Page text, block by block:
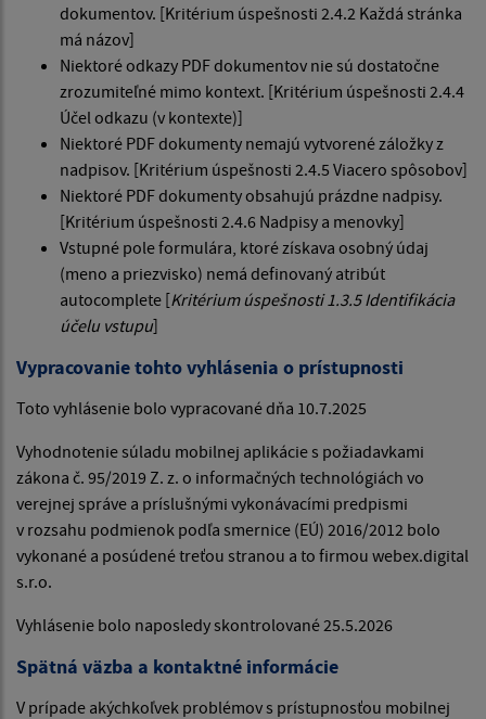
dokumentov. [Kritérium úspešnosti 2.4.2 Každá stránka
má názov]
Niektoré odkazy PDF dokumentov nie sú dostatočne
zrozumiteľné mimo kontext. [Kritérium úspešnosti 2.4.4
Účel odkazu (v kontexte)]
Niektoré PDF dokumenty nemajú vytvorené záložky z
nadpisov. [Kritérium úspešnosti 2.4.5 Viacero spôsobov]
Niektoré PDF dokumenty obsahujú prázdne nadpisy.
[Kritérium úspešnosti 2.4.6 Nadpisy a menovky]
Vstupné pole formulára, ktoré získava osobný údaj
(meno a priezvisko) nemá definovaný atribút
autocomplete [Kritérium úspešnosti 1.3.5 Identifikácia
účelu vstupu]
Vypracovanie tohto vyhlásenia o prístupnosti
Toto vyhlásenie bolo vypracované dňa 10.7.2025
Vyhodnotenie súladu mobilnej aplikácie s požiadavkami
zákona č. 95/2019 Z. z. o informačných technológiách vo
verejnej správe a príslušnými vykonávacími predpismi
v rozsahu podmienok podľa smernice (EÚ) 2016/2012 bolo
vykonané a posúdené treťou stranou a to firmou webex.digital
s.r.o.
Vyhlásenie bolo naposledy skontrolované 25.5.2026
Spätná väzba a kontaktné informácie
V prípade akýchkoľvek problémov s prístupnosťou mobilnej